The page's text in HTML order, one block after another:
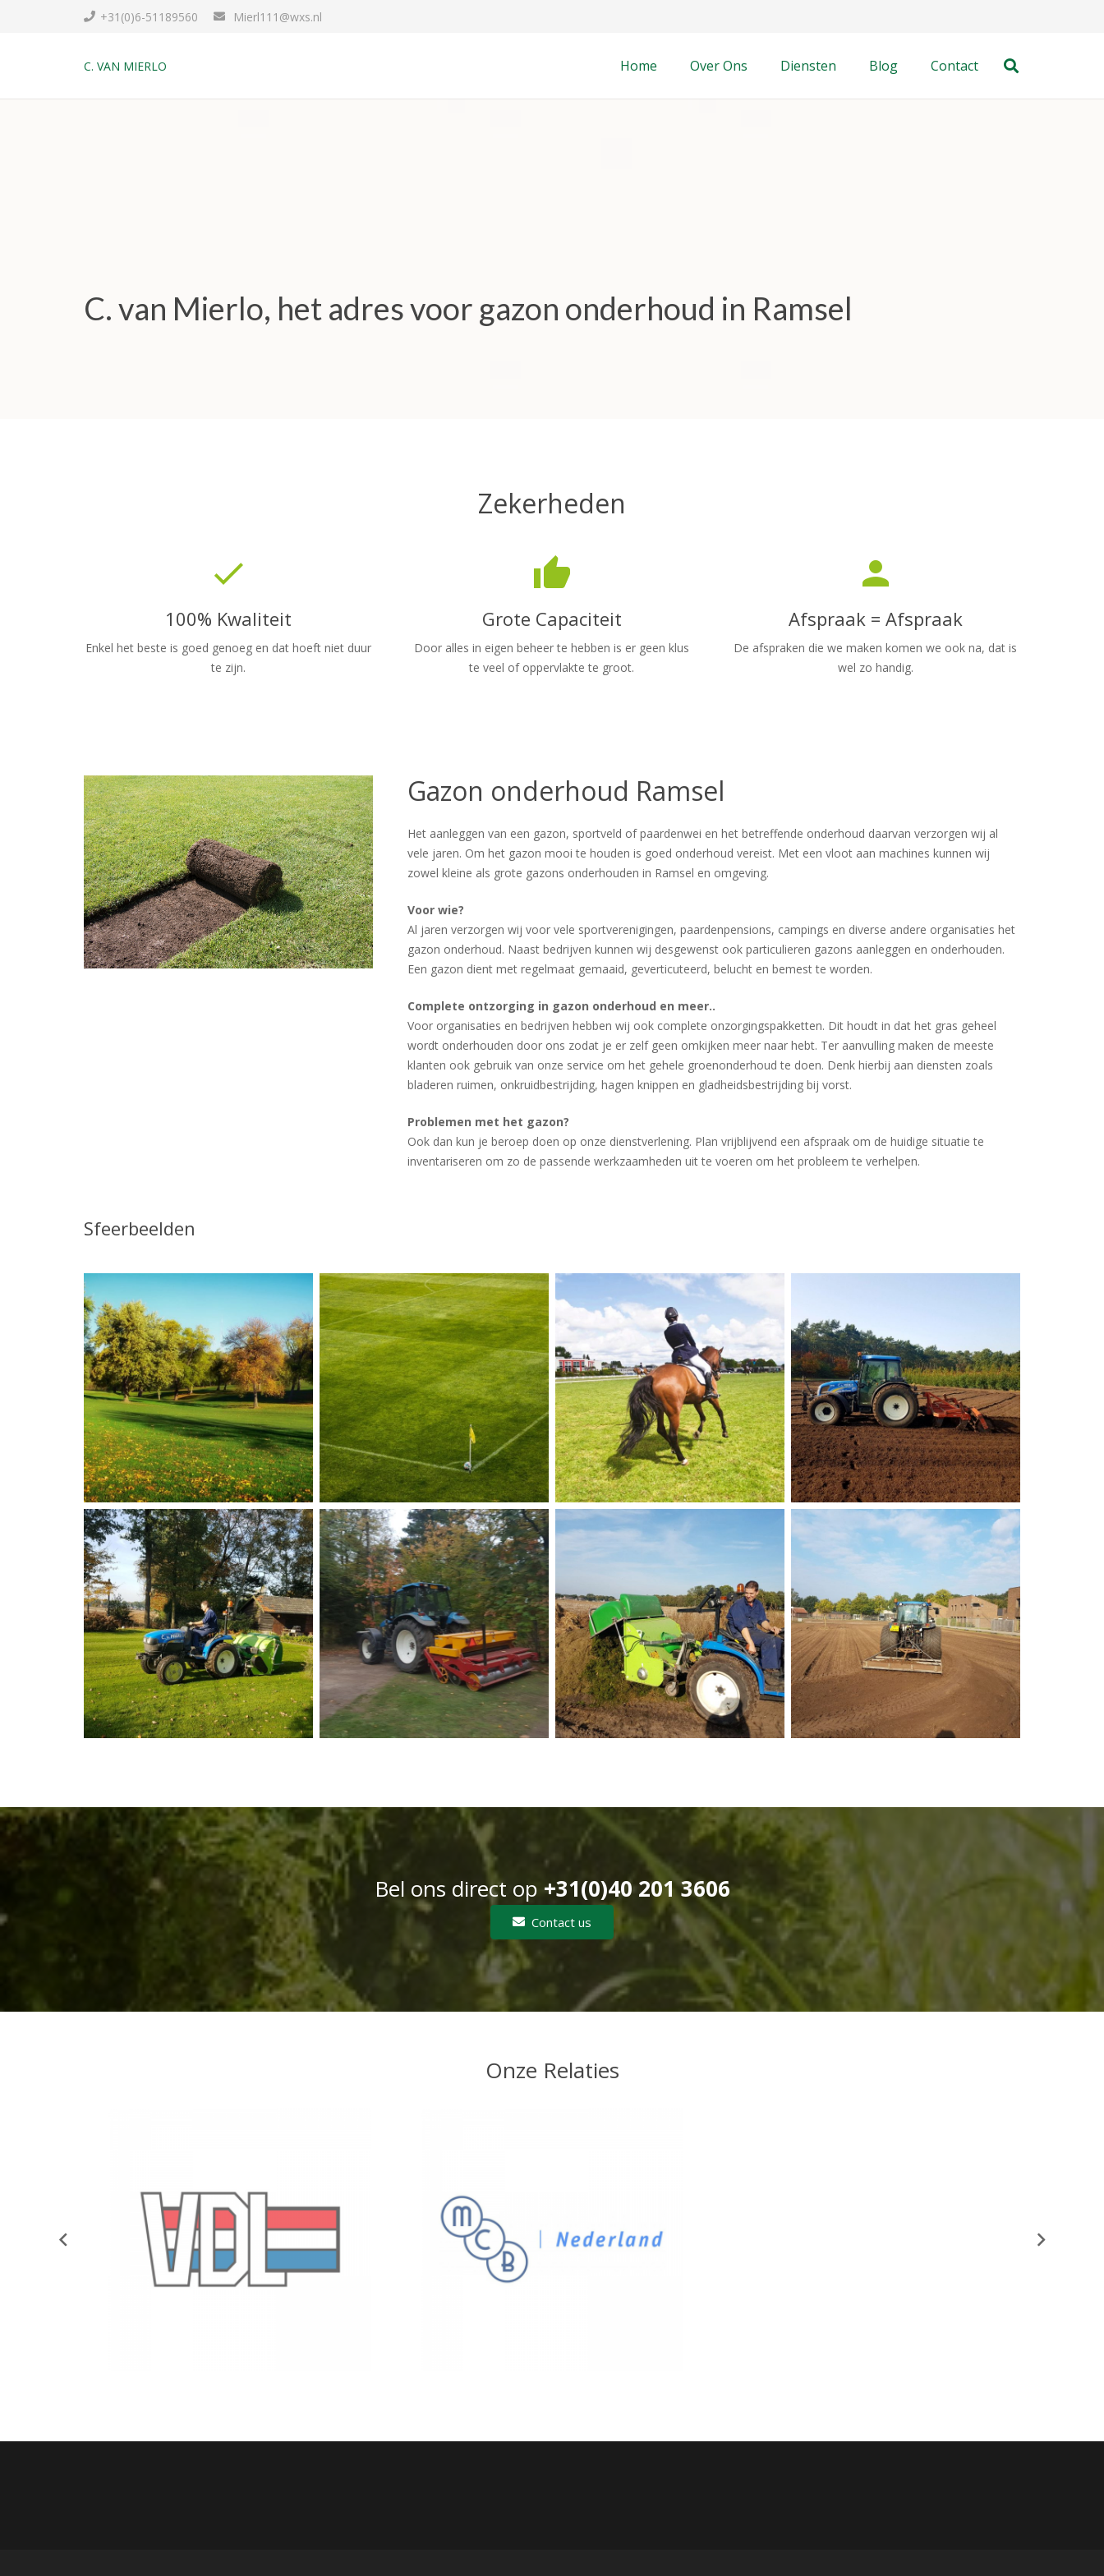
+31(0)6-51189560 Mierl111@wxs.nl
C. VAN MIERLO Home Over Ons Diensten Blog Contact
C. van Mierlo, het adres voor gazon onderhoud in Ramsel
Zekerheden
done
100% Kwaliteit
Enkel het beste is goed genoeg en dat hoeft niet duur
te zijn.
thumb_up
Grote Capaciteit
Door alles in eigen beheer te hebben is er geen klus
te veel of oppervlakte te groot.
person
Afspraak = Afspraak
De afspraken die we maken komen we ook na, dat is
wel zo handig.
Gazon onderhoud Ramsel
Het aanleggen van een gazon, sportveld of paardenwei en het betreffende onderhoud daarvan verzorgen wij al
vele jaren. Om het gazon mooi te houden is goed onderhoud vereist. Met een vloot aan machines kunnen wij
zowel kleine als grote gazons onderhouden in Ramsel en omgeving.
Voor wie?
Al jaren verzorgen wij voor vele sportverenigingen, paardenpensions, campings en diverse andere organisaties het
gazon onderhoud. Naast bedrijven kunnen wij desgewenst ook particulieren gazons aanleggen en onderhouden.
Een gazon dient met regelmaat gemaaid, geverticuteerd, belucht en bemest te worden.
Complete ontzorging in gazon onderhoud en meer..
Voor organisaties en bedrijven hebben wij ook complete onzorgingspakketten. Dit houdt in dat het gras geheel
wordt onderhouden door ons zodat je er zelf geen omkijken meer naar hebt. Ter aanvulling maken de meeste
klanten ook gebruik van onze service om het gehele groenonderhoud te doen. Denk hierbij aan diensten zoals
bladeren ruimen, onkruidbestrijding, hagen knippen en gladheidsbestrijding bij vorst.
Problemen met het gazon?
Ook dan kun je beroep doen op onze dienstverlening. Plan vrijblijvend een afspraak om de huidige situatie te
inventariseren om zo de passende werkzaamheden uit te voeren om het probleem te verhelpen.
Sfeerbeelden
Bel ons direct op +31(0)40 201 3606
Contact us
Onze Relaties